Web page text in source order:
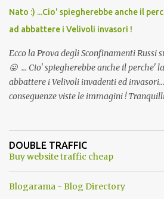
Nato :) ...Cio' spiegherebbe anche il
ad abbattere i Velivoli invasori !
Ecco la Prova degli Sconfinamenti Russi
😛 ... Cio' spiegherebbe anche il perche'
abbattere i Velivoli invadenti ed
conseguenze viste le immagini !
ancora una fantasia Nato o forse una
una guerra mondiale che difficilmente da
DOUBLE TRAFFIC
Buy website traffic cheap
Blogarama - Blog Directory